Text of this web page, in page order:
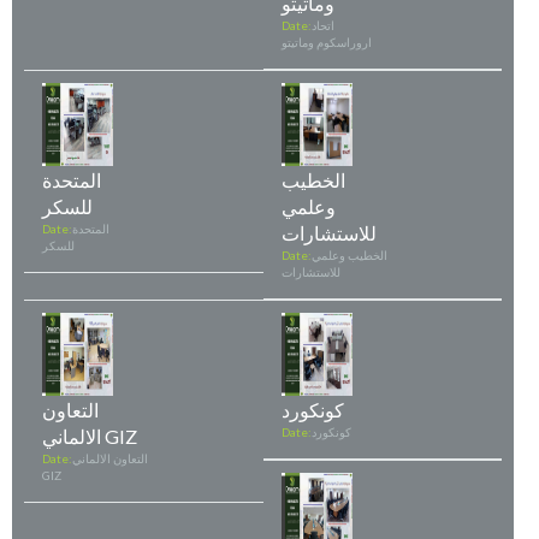
Date: اتحاد
اروراسكوم وماتيتو
المتحدة
للسكر
Date:المتحدة
للسكر
الخطيب
وعلمي
للاستشارات
Date:الخطيب وعلمي
للاستشارات
التعاون
الالماني GIZ
Date:التعاون الالماني
GIZ
كونكورد
Date: كونكورد